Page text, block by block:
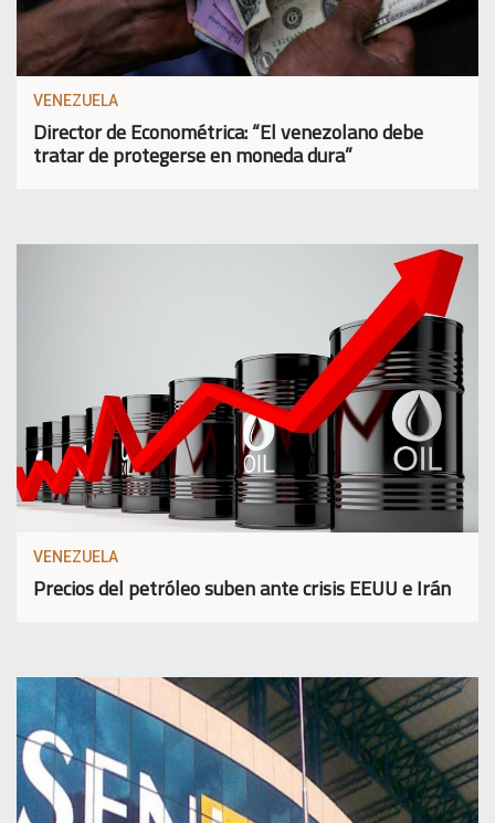
VENEZUELA
Director de Econométrica: “El venezolano debe
tratar de protegerse en moneda dura”
VENEZUELA
Precios del petróleo suben ante crisis EEUU e Irán